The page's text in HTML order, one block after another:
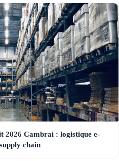
2026 Cambrai : logistique e-
chain